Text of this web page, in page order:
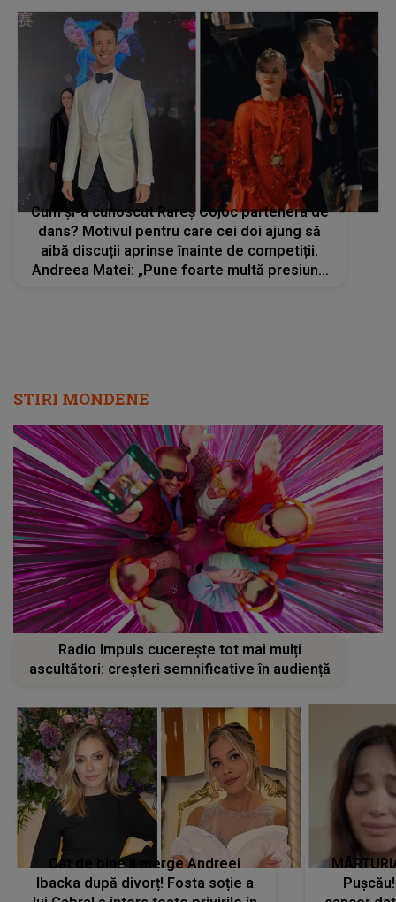
Cum și-a cunoscut Rareș Cojoc partenera de
dans? Motivul pentru care cei doi ajung să
aibă discuții aprinse înainte de competiții.
Andreea Matei: „Pune foarte multă presiune
STIRI MONDENE
Radio Impuls cucerește tot mai mulți
ascultători: creșteri semnificative în audiență
Cât de bine îi merge Andreei
Ibacka după divorț! Fosta soție a